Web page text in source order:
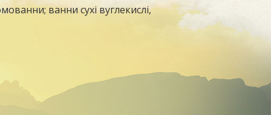
ванни сухі вуглекислі,